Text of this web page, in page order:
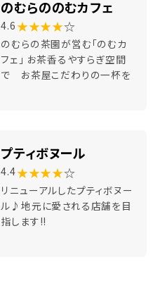
のむらののむカフェ
4.6 ★★★★☆
のむらの茶園が営む「のむカ
フェ」 お茶香るやすらぎ空間
で お茶屋こだわりの一杯を
プティボヌール
4.4★★★★☆
リニューアルしたプティボヌー
ル♪地元に愛される店舗を目
指します!!